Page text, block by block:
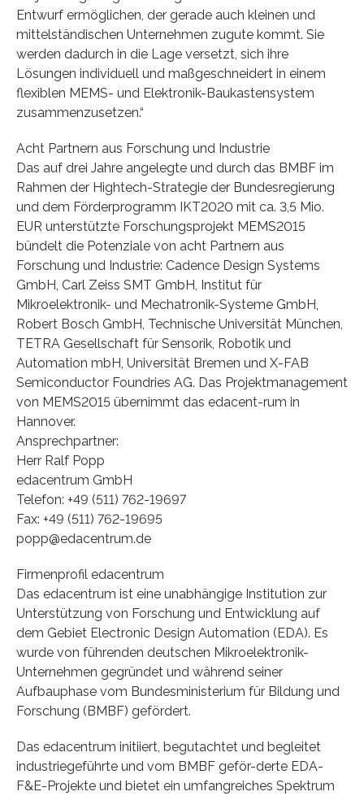
Entwurf ermöglichen, der gerade auch kleinen und
mittelständischen Unternehmen zugute kommt. Sie
werden dadurch in die Lage versetzt, sich ihre
Lösungen individuell und maßgeschneidert in einem
flexiblen MEMS- und Elektronik-Baukastensystem
zusammenzusetzen.“
Acht Partnern aus Forschung und Industrie
Das auf drei Jahre angelegte und durch das BMBF im
Rahmen der Hightech-Strategie der Bundesregierung
und dem Förderprogramm IKT2020 mit ca. 3,5 Mio.
EUR unterstützte Forschungsprojekt MEMS2015
bündelt die Potenziale von acht Partnern aus
Forschung und Industrie: Cadence Design Systems
GmbH, Carl Zeiss SMT GmbH, Institut für
Mikroelektronik- und Mechatronik-Systeme GmbH,
Robert Bosch GmbH, Technische Universität München,
TETRA Gesellschaft für Sensorik, Robotik und
Automation mbH, Universität Bremen und X-FAB
Semiconductor Foundries AG. Das Projektmanagement
von MEMS2015 übernimmt das edacent-rum in
Hannover.
Ansprechpartner:
Herr Ralf Popp
edacentrum GmbH
Telefon: +49 (511) 762-19697
Fax: +49 (511) 762-19695
popp@edacentrum.de
Firmenprofil edacentrum
Das edacentrum ist eine unabhängige Institution zur
Unterstützung von Forschung und Entwicklung auf
dem Gebiet Electronic Design Automation (EDA). Es
wurde von führenden deutschen Mikroelektronik-
Unternehmen gegründet und während seiner
Aufbauphase vom Bundesministerium für Bildung und
Forschung (BMBF) gefördert.
Das edacentrum initiiert, begutachtet und begleitet
industriegeführte und vom BMBF geför-derte EDA-
F&E-Projekte und bietet ein umfangreiches Spektrum